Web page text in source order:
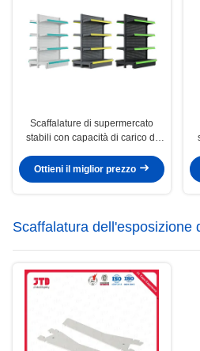
Scaffalature di supermercato
stabili con capacità di carico di
Ottieni il miglior prezzo
Scaffalatura dell'esposizione
gondola